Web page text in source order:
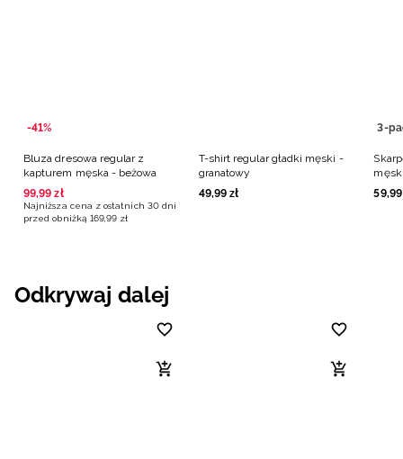
-41%
Bluza dresowa regular z
kapturem męska - beżowa
99,99 zł
Najniższa cena z ostatnich 30 dni
przed obniżką 169,99 zł
T-shirt regular gładki męski -
granatowy
49,99 zł
3-
59,99
Odkrywaj dalej